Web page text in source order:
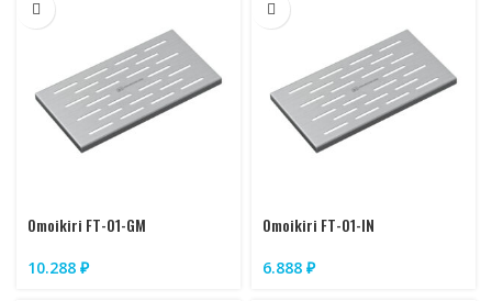
Omoikiri FT-01-GM
10.288 ₽
Omoikiri FT-01-IN
6.888 ₽